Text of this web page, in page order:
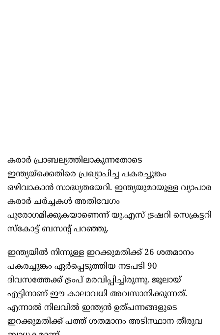
കരാർ പ്രാബല്യത്തിലാകുന്നതോടെ
ഇന്ത്യയ്ക്കെതിരെ പ്രഖ്യാപിച്ച പകരച്ചുങ്കം
ഒഴിവാകാൻ സാദ്ധ്യതയേറി. ഇന്ത്യയുമായുള്ള വ്യാപാര
കരാർ ചർച്ചകള്‍ അതിവേഗം
പുരോഗമിക്കുകയാണെന്ന് യു.എസ് ട്രഷറി സെക്രട്ടറി
സ്‌കോട്ട് ബസന്റ് പറഞ്ഞു.
ഇന്ത്യയില്‍ നിന്നുള്ള ഇറക്കുമതിക്ക് 26 ശതമാനം
പകരച്ചുങ്കം ഏർപ്പെടുത്തിയ നടപടി 90
ദിവസത്തേക്ക് ട്രംപ് മരവിപ്പിച്ചിരുന്നു. ജൂലായ്
എട്ടിനാണ് ഈ കാലാവധി അവസാനിക്കുന്നത്.
എന്നാല്‍ നിലവില്‍ ഇന്ത്യൻ ഉത്പന്നങ്ങളുടെ
ഇറക്കുമതിക്ക് പത്ത് ശതമാനം അടിസ്ഥാന തീരുവ